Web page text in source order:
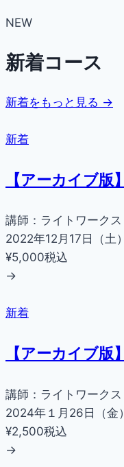
NEW
新着コース
新着をもっと見る →
新着
【アーカイブ
講師：ライトワークス
2022年12月17日（土
¥5,000税込
→
新着
【アーカイブ
講師：ライトワークス
2024年１月26日（金
¥2,500税込
→